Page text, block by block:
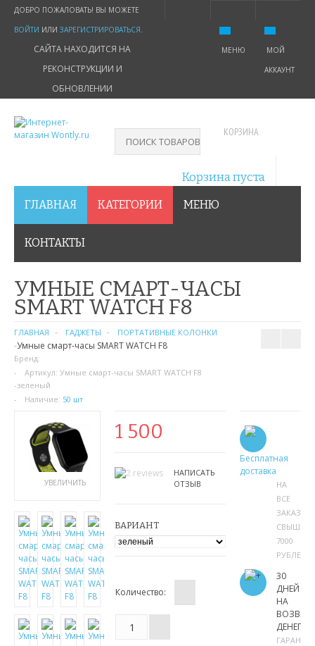
ДОБРО ПОЖАЛОВАТЬ! ВЫ МОЖЕТЕ
ВОЙТИ ИЛИ ЗАРЕГИСТРИРОВАТЬСЯ.
САЙТА НАХОДИТСЯ НА
РЕКОНСТРУКЦИИ И
ОБНОВЛЕНИИ
МЕНЮ
МОЙ
АККАУНТ
КОРЗИНА
Корзина пуста
ГЛАВНАЯ КАТЕГОРИИ МЕНЮ
КОНТАКТЫ
УМНЫЕ СМАРТ-ЧАСЫ
SMART WATCH F8
ГЛАВНАЯ ГАДЖЕТЫ ПОРТАТИВНЫЕ КОЛОНКИ
Умные смарт-часы SMART WATCH F8
Бренд:
Артикул: Умные смарт-часы SMART WATCH F8
-зеленый
Наличие: 50 шт
УВЕЛИЧИТЬ
1 500
НАПИСАТЬ
ОТЗЫВ
ВАРИАНТ
Количество:
Бесплатная
доставка
НА
ВСЕ
ЗАКАЗЫ
СВЫШЕ
7000
РУБЛЕЙ
30
ДНЕЙ
НА
ВОЗВРАТ
ДЕНЕГ